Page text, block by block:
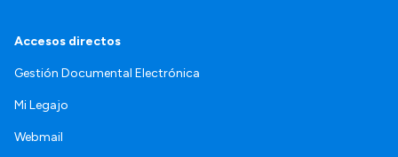
Accesos directos
Gestión Documental Electrónica
Mi Legajo
Webmail